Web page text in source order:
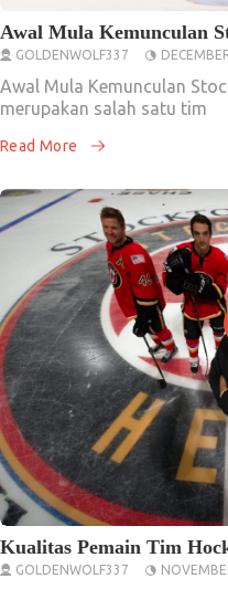
Awal Mula Kemunculan
GOLDENWOLF337
Awal Mula Kemunculan
merupakan salah satu tim
Read More
Kualitas Pemain Tim
Artikel
GOLDENWOLF337